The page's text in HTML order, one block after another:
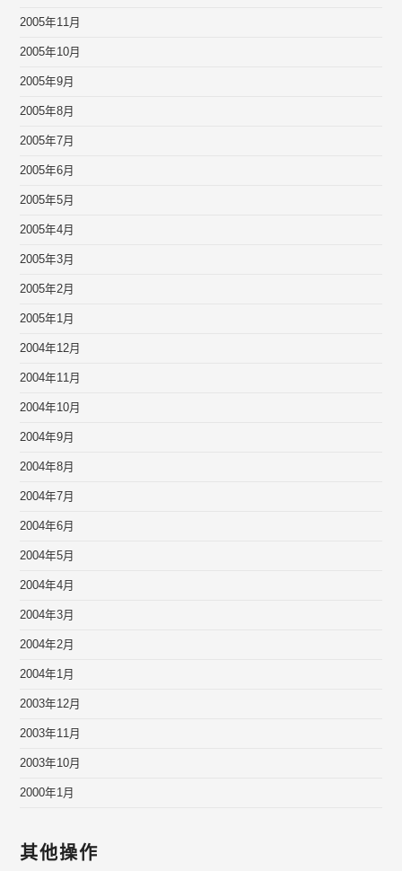
2005年11月
2005年10月
2005年9月
2005年8月
2005年7月
2005年6月
2005年5月
2005年4月
2005年3月
2005年2月
2005年1月
2004年12月
2004年11月
2004年10月
2004年9月
2004年8月
2004年7月
2004年6月
2004年5月
2004年4月
2004年3月
2004年2月
2004年1月
2003年12月
2003年11月
2003年10月
2000年1月
其他操作